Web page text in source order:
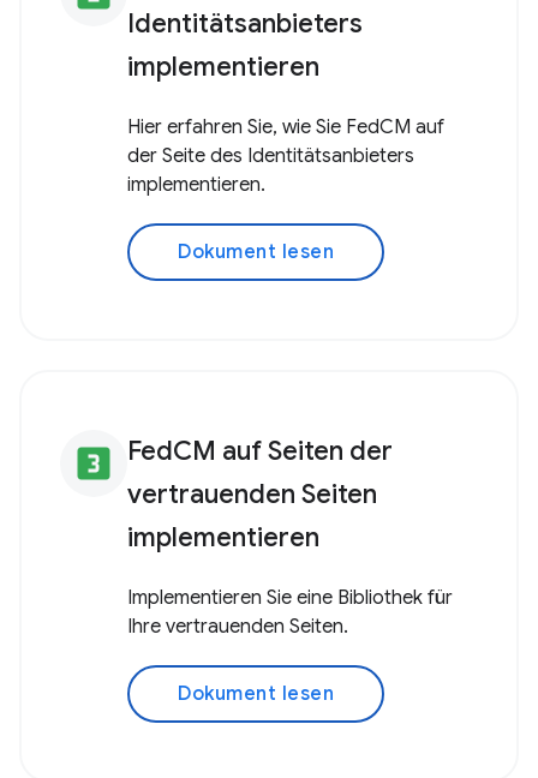
Identitätsanbieters
implementieren
Hier erfahren Sie, wie Sie FedCM auf
der Seite des Identitätsanbieters
implementieren.
Dokument lesen
looks_3 FedCM auf Seiten der
vertrauenden Seiten
implementieren
Implementieren Sie eine Bibliothek für
Ihre vertrauenden Seiten.
Dokument lesen